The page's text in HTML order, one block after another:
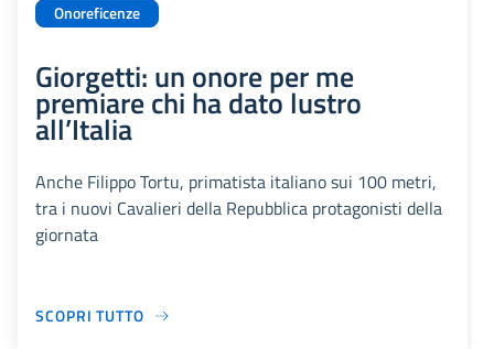
Onoreficenze
Giorgetti: un onore per me
premiare chi ha dato lustro
all’Italia
Anche Filippo Tortu, primatista italiano sui 100 metri,
tra i nuovi Cavalieri della Repubblica protagonisti della
giornata
SCOPRI TUTTO